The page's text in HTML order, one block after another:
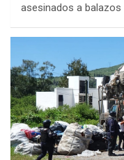
asesinados a balazos